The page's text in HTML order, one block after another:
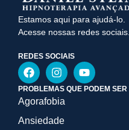
Estamos aqui para ajudá-lo.
Acesse nossas redes sociais.
REDES SOCIAIS
PROBLEMAS QUE PODEM
Agorafobia
Ansiedade